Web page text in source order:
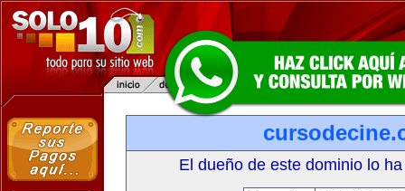
El dueño de este dominio lo